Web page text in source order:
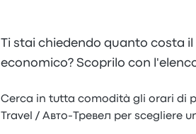
Ti stai chiedendo quanto costa
economico? Scoprilo con
Cerca in tutta comodità gli orari di
Travel / Авто-Тревел per scegliere